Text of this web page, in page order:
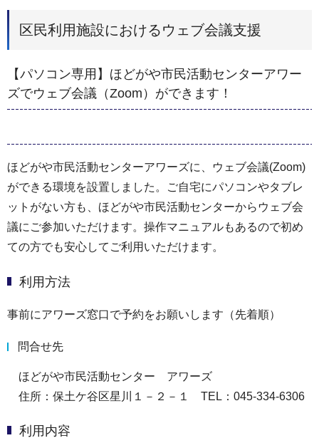
区民利用施設におけるウェブ会議支援
【パソコン専用】ほどがや市民活動センターアワー
ズでウェブ会議（Zoom）ができます！
ほどがや市民活動センターアワーズに、ウェブ会議(Zoom)
ができる環境を設置しました。ご自宅にパソコンやタブレ
ットがない方も、ほどがや市民活動センターからウェブ会
議にご参加いただけます。操作マニュアルもあるので初め
ての方でも安心してご利用いただけます。
利用方法
事前にアワーズ窓口で予約をお願いします（先着順）
問合せ先
ほどがや市民活動センター アワーズ
住所：保土ケ谷区星川１－２－１ TEL：045-334-6306
利用内容